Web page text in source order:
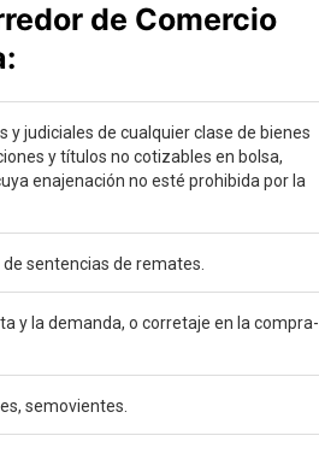
de Comercio
judiciales de cualquier clase de bienes
y títulos no cotizables en bolsa,
enajenación no esté prohibida por la
sentencias de remates.
y la demanda, o corretaje en la compra-
semovientes.